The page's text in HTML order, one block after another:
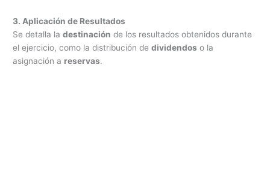
3. Aplicación de Resultados
Se detalla ladestinación de los resultados obtenidos durante
el ejercicio, como la distribución dedividendos o la
asignación a reservas.